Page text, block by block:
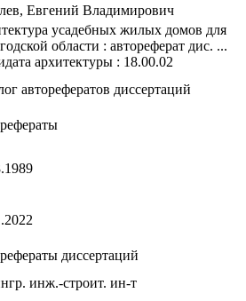
Евгений Владимирович
усадебных жилых домов для
области : автореферат дис. ...
архитектуры : 18.00.02
авторефератов диссертаций
диссертаций
инж.-строит. ин-т